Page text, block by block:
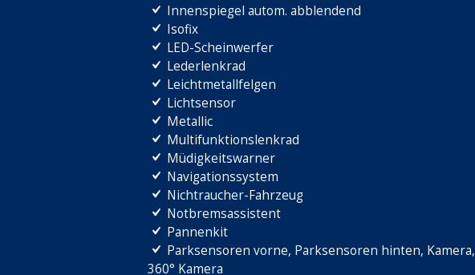
Innenspiegel autom. abblendend
Isofix
LED-Scheinwerfer
Lederlenkrad
Leichtmetallfelgen
Lichtsensor
Metallic
Multifunktionslenkrad
Müdigkeitswarner
Navigationssystem
Nichtraucher-Fahrzeug
Notbremsassistent
Pannenkit
Parksensoren vorne, Parksensoren hinten, Kamera,
360° Kamera